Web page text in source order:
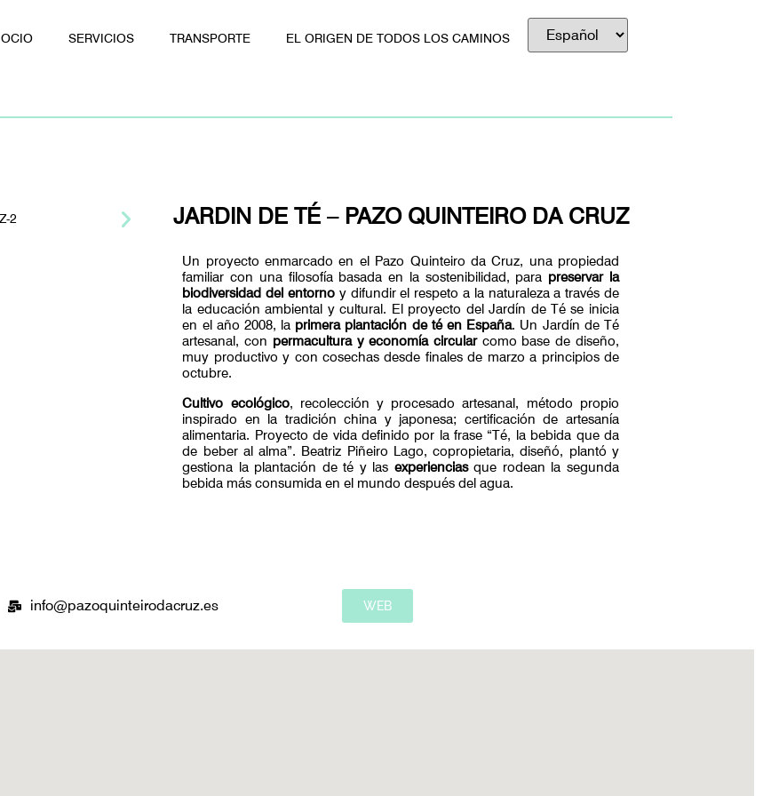
OCIO SERVICIOS TRANSPORTE EL ORIGEN DE TODOS LOS CAMINOS
JARDIN DE TÉ – PAZO QUINTEIRO DA CRUZ
Un proyecto enmarcado en el Pazo Quinteiro da Cruz, una propiedad
familiar con una filosofía basada en la sostenibilidad, para preservar la
biodiversidad del entorno y difundir el respeto a la naturaleza a través de
la educación ambiental y cultural. El proyecto del Jardín de Té se inicia
en el año 2008, la primera plantación de té en España. Un Jardín de Té
artesanal, con permacultura y economía circularcomo base de diseño,
muy productivo y con cosechas desde finales de marzo a principios de
octubre.
Cultivo ecológico, recolección y procesado artesanal, método propio
inspirado en la tradición china y japonesa; certificación de artesanía
alimentaria. Proyecto de vida definido por la frase “Té, la bebida que da
de beber al alma”. Beatriz Piñeiro Lago, copropietaria, diseñó, plantó y
gestiona la plantación de té y las experienciasque rodean la segunda
bebida más consumida en el mundo después del agua.
info@pazoquinteirodacruz.es WEB